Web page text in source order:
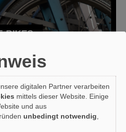
BIKES
digitalen Partner verarbeiten
mittels dieser Website. Einige
und aus
unbedingt notwendig